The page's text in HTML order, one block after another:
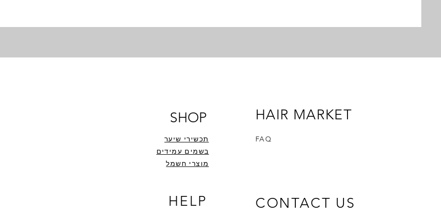
SHOP
תכשירי שיער
בשמים עמידים
מוצרי חשמל
HELP
HAIR MARKET
FAQ
CONTACT US